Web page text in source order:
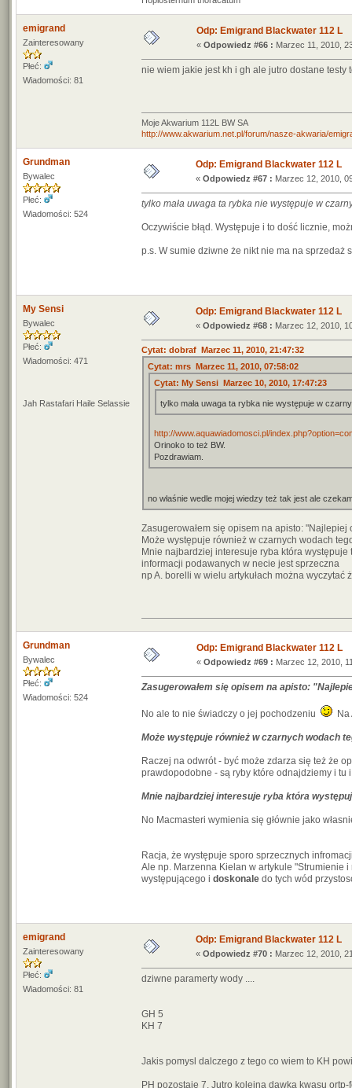
emigrand
Zainteresowany
Płeć:
Wiadomości: 81
Odp: Emigrand Blackwater 112 L
« Odpowiedz #66 : Marzec 11, 2010,
nie wiem jakie jest kh i gh ale jutro dostane testy
Moje Akwarium 112L BW SA
http://www.akwarium.net.pl/forum/nasze-akwaria/
Grundman
Bywalec
Płeć:
Wiadomości: 524
Odp: Emigrand Blackwater 112 L
« Odpowiedz #67 : Marzec 12, 2010,
tylko mała uwaga ta rybka nie występuje w
Oczywiście błąd. Występuje i to dość licznie,
p.s. W sumie dziwne że nikt nie ma na sprzedaż
My Sensi
Bywalec
Płeć:
Wiadomości: 471
Jah Rastafari Haile Selassie
Odp: Emigrand Blackwater 112 L
« Odpowiedz #68 : Marzec 12, 2010,
Cytat: dobraf Marzec 11, 2010, 21:47:32
Cytat: mrs Marzec 11, 2010, 07:58:02
Cytat: My Sensi Marzec 10, 2010, 17:47:23
tylko mała uwaga ta rybka nie występuje w
http://www.aquawiadomosci.pl/
Orinoko to też BW.
Pozdrawiam.
no właśnie wedle mojej wiedzy też tak jest ale
Zasugerowałem się opisem na apisto:
Może występuje również w czarnych wodach
Mnie najbardziej interesuje ryba która
informacji podawanych w necie jest sprzeczna
np A. borelli w wielu artykułach można
Grundman
Bywalec
Płeć:
Wiadomości: 524
Odp: Emigrand Blackwater 112 L
« Odpowiedz #69 : Marzec 12, 2010,
Zasugerowałem się opisem na apisto:
No ale to nie świadczy o jej pochodzeniu
Może występuje również w czarnych wodach
Raczej na odwrót - być może zdarza się też że
prawdopodobne - są ryby które odnajdziemy i tu
Mnie najbardziej interesuje ryba która
No Macmasteri wymienia się głównie jako
Racja, że występuje sporo sprzecznych
Ale np. Marzenna Kielan w artykule "Strumienie
występującego i doskonale do tych wód
emigrand
Zainteresowany
Płeć:
Wiadomości: 81
Odp: Emigrand Blackwater 112 L
« Odpowiedz #70 : Marzec 12, 2010,
dziwne paramerty wody ....
GH 5
KH 7
Jakis pomysl dalczego z tego co wiem to KH
PH pozostaje 7. Jutro kolejna dawka kwasu